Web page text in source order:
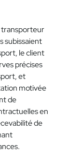
transporteur
subissaient
le client
précises
et
motivée
de
en
de